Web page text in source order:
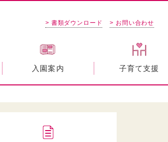
> 書類ダウンロード > お問い合わせ
入園案内 子育て支援